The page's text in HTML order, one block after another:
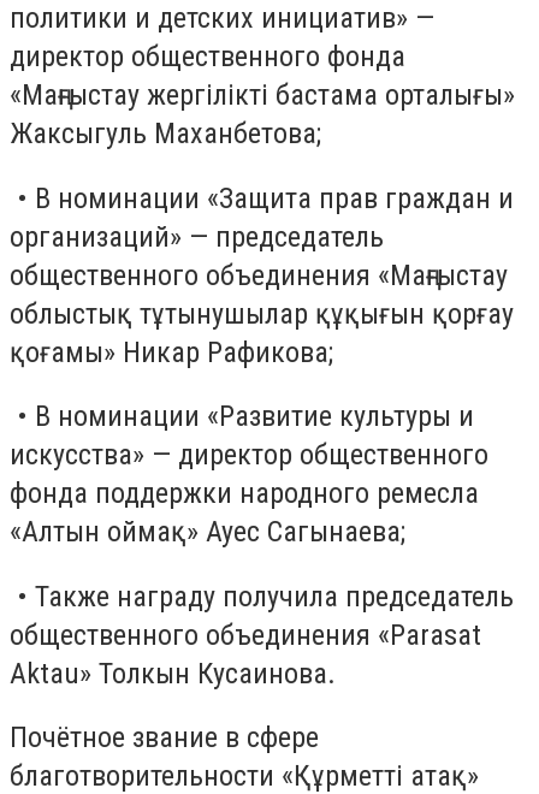
политики и детских инициатив» —
директор общественного фонда
«Маңғыстау жергілікті бастама орталығы»
Жаксыгуль Маханбетова;
• В номинации «Защита прав граждан и
организаций» — председатель
общественного объединения «Маңғыстау
облыстық тұтынушылар құқығын қорғау
қоғамы» Никар Рафикова;
• В номинации «Развитие культуры и
искусства» — директор общественного
фонда поддержки народного ремесла
«Алтын оймақ» Ауес Сагынаева;
• Также награду получила председатель
общественного объединения «Parasat
Aktau» Толкын Кусаинова.
Почётное звание в сфере
благотворительности «Құрметті атақ»